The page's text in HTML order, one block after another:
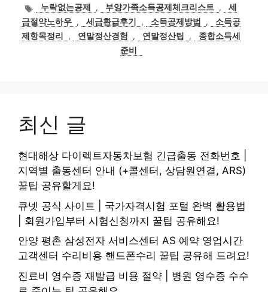
태
그
누락없는공제 , 부양가족소득공제체크리스트 ,
세
금절약노하우 , 세금환급후기 , 소득공제방법 ,
소득공
제항목정리
, 연말정산경험 , 연말정산팁 ,
종합소득세
준비
최신 글
현대해상 다이렉트자동차보험 긴급출동 전화번호 |
지역별 출동센터 안내 (+콜센터, 상담원연결, ARS)
꿀팁 공유할게요!
큐넷 공식 사이트 | 국가자격시험 포털 완벽 활용법
| 회원가입부터 시험신청까지 꿀팁 공유해요!
안양 평촌 삼성전자 서비스센터 AS 예약 영업시간
고객센터 수리비용 핸드폰수리 꿀팁 공유해 드려요!
진료비 영수증 재발급 비용 절약 | 병원 영수증 수수